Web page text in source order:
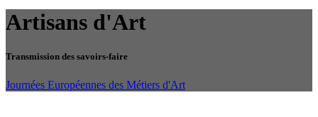
Artisans d'Art
Transmission des savoirs-faire
Journées Européennes des Métiers d'Art